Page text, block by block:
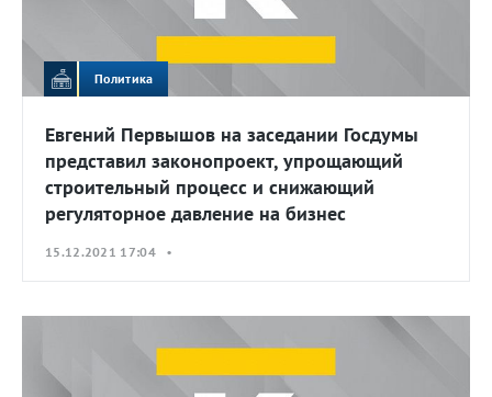
Политика
Евгений Первышов на заседании Госдумы
представил законопроект, упрощающий
строительный процесс и снижающий
регуляторное давление на бизнес
15.12.2021 17:04 •